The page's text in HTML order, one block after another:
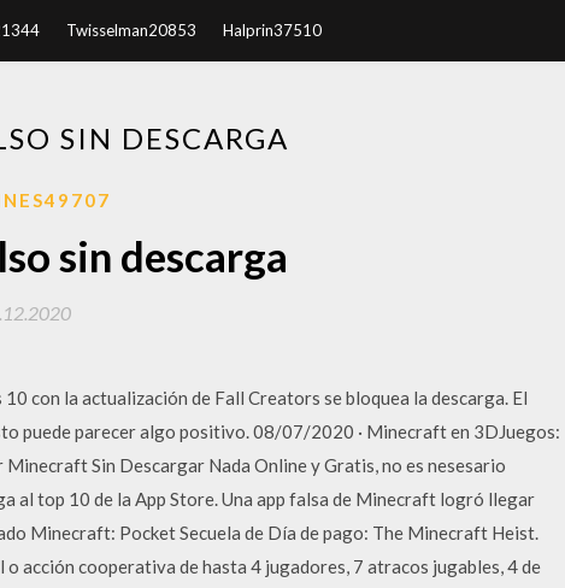
Twisselman20853 Halprin37510
SIN DESCARGA
sin descarga
con la actualización de Fall Creators se bloquea la descarga. El
puede parecer algo positivo. 08/07/2020 · Minecraft en 3DJuegos:
Sin Descargar Nada Online y Gratis, no es nesesario
top 10 de la App Store. Una app falsa de Minecraft logró llegar
Minecraft: Pocket Secuela de Día de pago: The Minecraft Heist.
acción cooperativa de hasta 4 jugadores, 7 atracos jugables, 4 de